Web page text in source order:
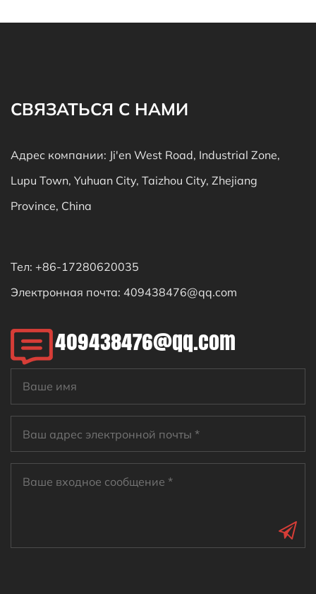
СВЯЗАТЬСЯ С НАМИ
Адрес компании: Ji'en West Road, Industrial Zone,
Lupu Town, Yuhuan City, Taizhou City, Zhejiang
Province, China
Тел: +86-17280620035
Электронная почта: 409438476@qq.com
409438476@qq.com